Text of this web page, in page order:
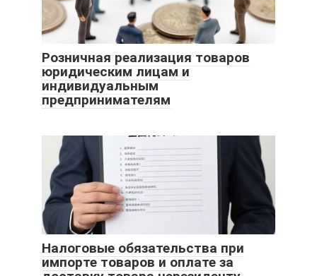
Розничная реализация товаров
юридическим лицам и
индивидуальным
предпринимателям
Налоговые обязательства при
импорте товаров и оплате за